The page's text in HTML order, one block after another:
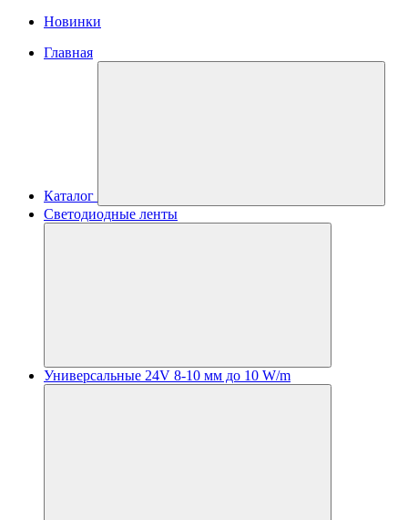
Новинки
Главная
Каталог
Светодиодные ленты
Универсальные 24V 8-10 мм до 10 W/m